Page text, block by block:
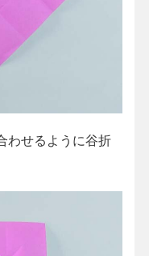
わせるように谷折